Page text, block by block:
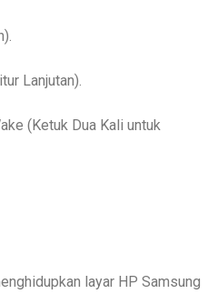
Lanjutan).
(Ketuk Dua Kali untuk
layar HP Samsung